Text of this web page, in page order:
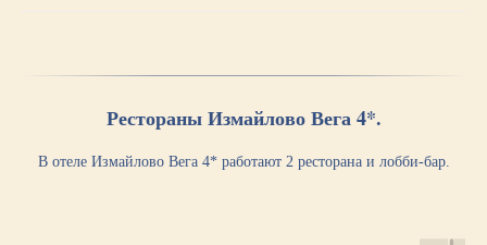
Рестораны Измайлово Вега 4*.
В отеле Измайлово Вега 4* работают 2 ресторана и лобби-бар.